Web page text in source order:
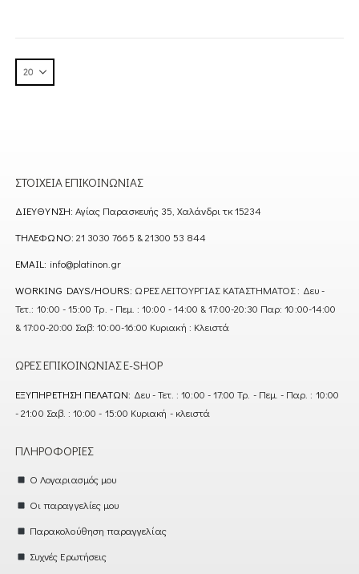
ΣΤΟΙΧΕΊΑ ΕΠΙΚΟΙΝΩΝΊΑΣ
ΔΙΕΎΘΥΝΣΗ: Αγίας Παρασκευής 35, Χαλάνδρι τκ 15234
ΤΗΛΈΦΩΝΟ: 21 3030 7665 & 21300 53 844
EMAIL: info@platinon.gr
WORKING DAYS/HOURS: ΩΡΕΣ ΛΕΙΤΟΥΡΓΙΑΣ ΚΑΤΑΣΤΗΜΑΤΟΣ : Δευ -
Τετ.: 10:00 - 15:00 Τρ. - Πεμ. : 10:00 - 14:00 & 17:00-20:30 Παρ: 10:00-14:00
& 17:00-20:00 Σαβ: 10:00-16:00 Κυριακή : Κλειστά
ΏΡΕΣ ΕΠΙΚΟΙΝΩΝΊΑΣ E-SHOP
ΕΞΥΠΗΡΈΤΗΣΗ ΠΕΛΑΤΏΝ: Δευ - Τετ. : 10:00 - 17:00 Τρ. - Πεμ. - Παρ. : 10:00
- 21:00 Σαβ. : 10:00 - 15:00 Κυριακή - κλειστά
ΠΛΗΡΟΦΟΡΊΕΣ
Ο Λογαριασμός μου
Οι παραγγελίες μου
Παρακολούθηση παραγγελίας
Συχνές Ερωτήσεις